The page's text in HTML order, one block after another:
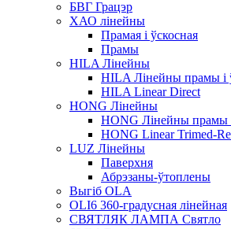
БВГ Грацэр
ХАО лінейны
Прамая і ўскосная
Прамы
HILA Лінейны
HILA Лінейны прамы і
HILA Linear Direct
HONG Лінейны
HONG Лінейны прамы
HONG Linear Trimed-
LUZ Лінейны
Паверхня
Абрэзаны-ўтоплены
Выгіб OLA
OLI6 360-градусная лінейная
СВЯТЛЯК ЛАМПА Святло